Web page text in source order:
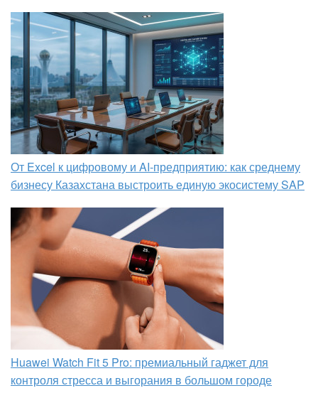
От Excel к цифровому и AI‑предприятию: как среднему
бизнесу Казахстана выстроить единую экосистему SAP
Huawei Watch Fit 5 Pro: премиальный гаджет для
контроля стресса и выгорания в большом городе